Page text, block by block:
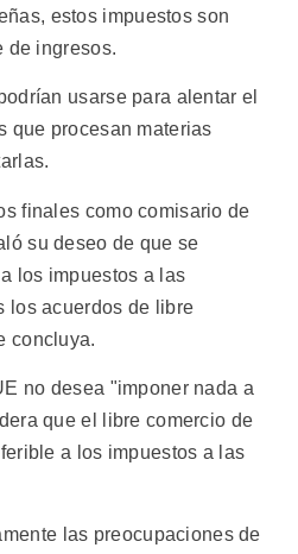
estos impuestos son
de ingresos.
usarse para alentar el
que procesan materias
finales como comisario de
su deseo de que se
los impuestos a las
los acuerdos de libre
concluya.
no desea "imponer nada a
que el libre comercio de
a los impuestos a las
las preocupaciones de